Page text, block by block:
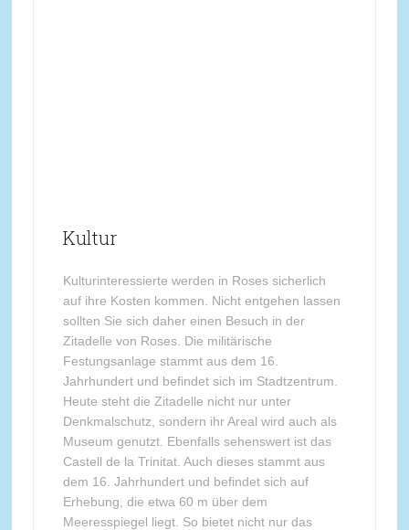
Kultur
Kulturinteressierte werden in Roses sicherlich
auf ihre Kosten kommen. Nicht entgehen lassen
sollten Sie sich daher einen Besuch in der
Zitadelle von Roses. Die militärische
Festungsanlage stammt aus dem 16.
Jahrhundert und befindet sich im Stadtzentrum.
Heute steht die Zitadelle nicht nur unter
Denkmalschutz, sondern ihr Areal wird auch als
Museum genutzt. Ebenfalls sehenswert ist das
Castell de la Trinitat. Auch dieses stammt aus
dem 16. Jahrhundert und befindet sich auf
Erhebung, die etwa 60 m über dem
Meeresspiegel liegt. So bietet nicht nur das